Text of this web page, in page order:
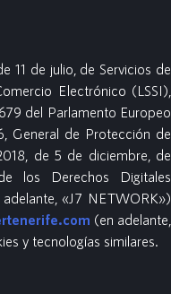
11 de julio, de Servicios de
Electrónico (LSSI),
del Parlamento Europeo
General de Protección de
de 5 de diciembre, de
los Derechos Digitales
«J7 NETWORK»)
(en adelante,
y tecnologías similares.